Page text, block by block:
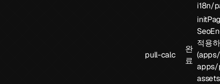
i18n/
pull-calc
완
료
적용
(
apps/